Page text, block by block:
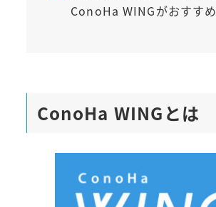
ConoHa WINGがおすすめ
ConoHa WINGとは